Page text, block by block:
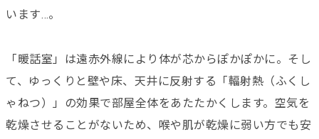
います…。
「暖話室」は遠赤外線により体が芯からぽかぽかに。そし
て、ゆっくりと壁や床、天井に反射する「輻射熱（ふくし
ゃねつ）」の効果で部屋全体をあたたかくします。空気を
乾燥させることがないため、喉や肌が乾燥に弱い方でも安